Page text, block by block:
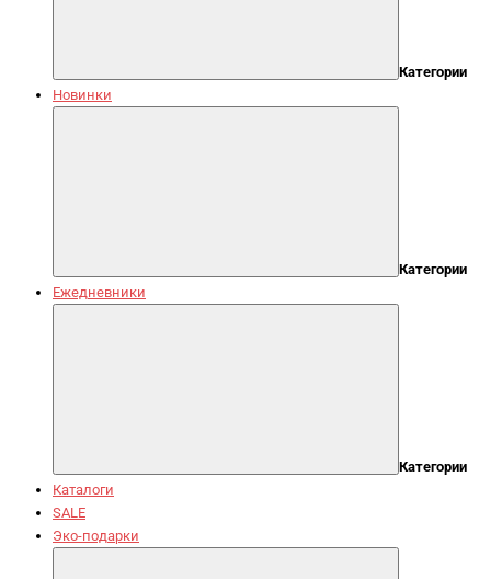
Категории
Новинки
Категории
Ежедневники
Категории
Каталоги
SALE
Эко-подарки